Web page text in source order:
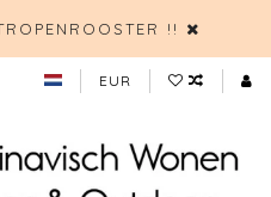
!!
EUR